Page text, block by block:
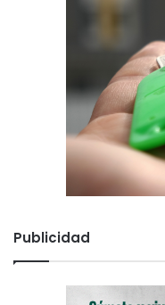
Publicidad